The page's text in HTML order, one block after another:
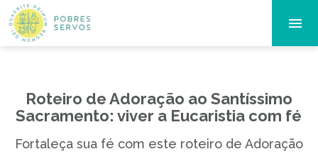
Roteiro de Adoração ao Santíssimo
Sacramento: viver a Eucaristia com fé
Fortaleça sua fé com este roteiro de Adoração